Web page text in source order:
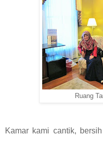
Ruang
Kamar kami cantik,